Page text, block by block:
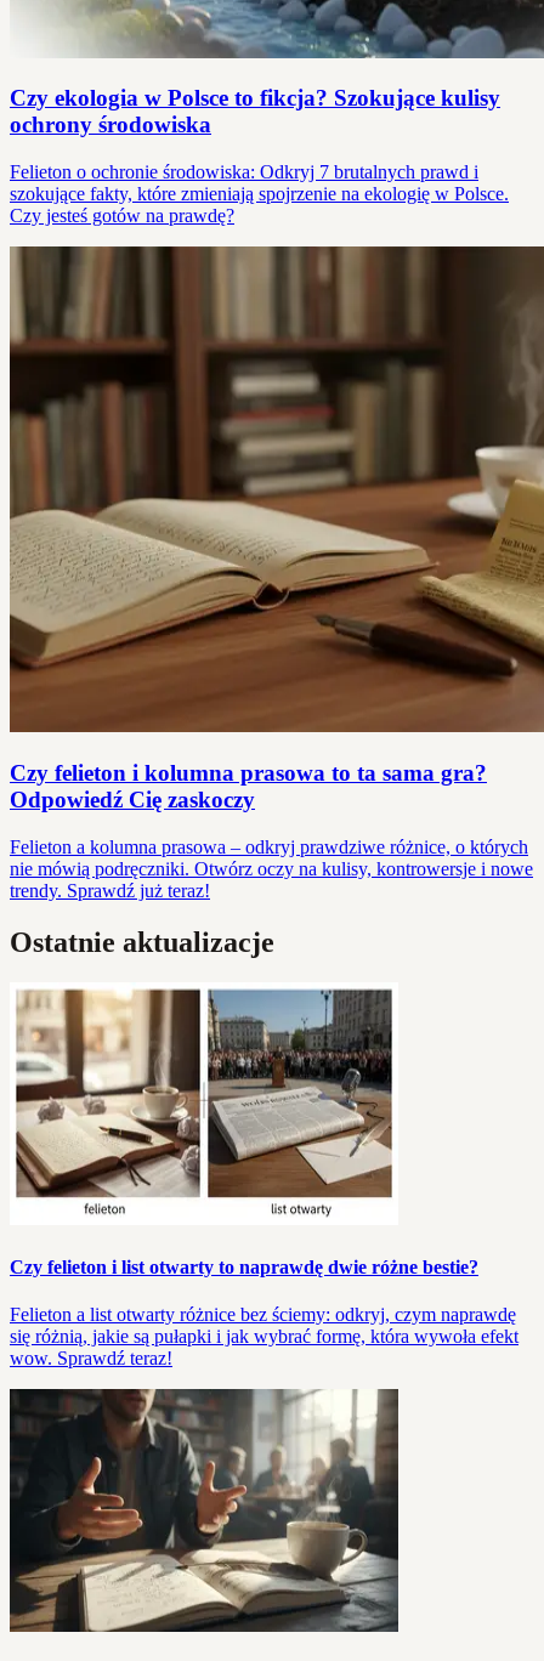
Czy ekologia w Polsce to fikcja? Szokujące kulisy
ochrony środowiska
Felieton o ochronie środowiska: Odkryj 7 brutalnych prawd i
szokujące fakty, które zmieniają spojrzenie na ekologię w Polsce.
Czy jesteś gotów na prawdę?
Czy felieton i kolumna prasowa to ta sama gra?
Odpowiedź Cię zaskoczy
Felieton a kolumna prasowa – odkryj prawdziwe różnice, o których
nie mówią podręczniki. Otwórz oczy na kulisy, kontrowersje i nowe
trendy. Sprawdź już teraz!
Ostatnie aktualizacje
Czy felieton i list otwarty to naprawdę dwie różne bestie?
Felieton a list otwarty różnice bez ściemy: odkryj, czym naprawdę
się różnią, jakie są pułapki i jak wybrać formę, która wywoła efekt
wow. Sprawdź teraz!